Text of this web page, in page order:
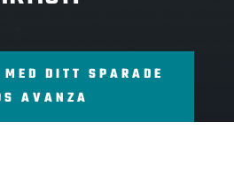
DITT SPARADE
AVANZA